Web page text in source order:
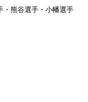
・熊谷選手・小幡選手